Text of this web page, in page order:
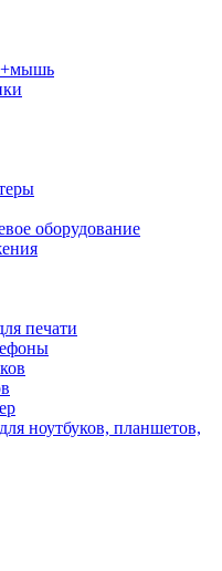
оборудование
печати
ноутбуков, планшетов,